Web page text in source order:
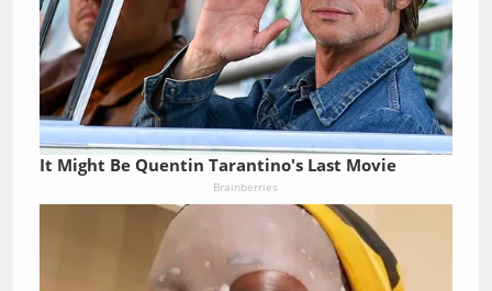
It Might Be Quentin Tarantino's Last Movie
Brainberries